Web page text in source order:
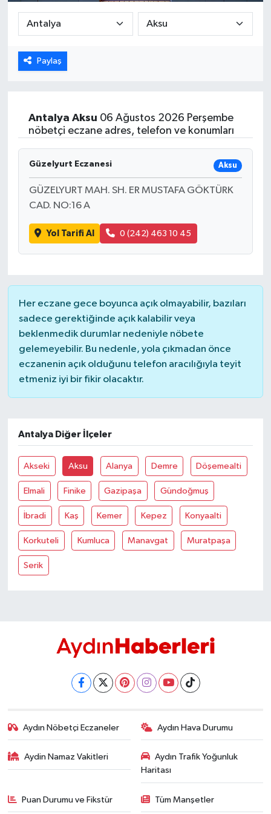
Paylaş
Antalya Aksu 06 Ağustos 2026 Perşembe
nöbetçi eczane adres, telefon ve konumları
Güzelyurt Eczanesi Aksu
GÜZELYURT MAH. SH. ER MUSTAFA GÖKTÜRK
CAD. NO:16 A
Yol Tarifi Al 0 (242) 463 10 45
Her eczane gece boyunca açık olmayabilir, bazıları
sadece gerektiğinde açık kalabilir veya
beklenmedik durumlar nedeniyle nöbete
gelemeyebilir. Bu nedenle, yola çıkmadan önce
eczanenin açık olduğunu telefon aracılığıyla teyit
etmeniz iyi bir fikir olacaktır.
Antalya Diğer İlçeler
Akseki Aksu Alanya Demre Döşemealti
Elmali Finike Gazipaşa Gündoğmuş
İbradi Kaş Kemer Kepez Konyaalti
Korkuteli Kumluca Manavgat Muratpaşa
Serik
Aydın Nöbetçi Eczaneler Aydın Hava Durumu
Aydin Namaz Vakitleri
Aydın Trafik Yoğunluk
Haritası
Puan Durumu ve Fikstür Tüm Manşetler
DÜNYA
EGE
EKOLOJİ VE ÇEVRE
GENEL
GÜNDEM
HABERDE İNSAN
MAGAZİN
ÖZEL HABER
SAĞLIK
SPOR
TEKNOLOJİ
YAŞAM
YEREL
AFYON
AYDIN
KÜTAHYA
MANİSA